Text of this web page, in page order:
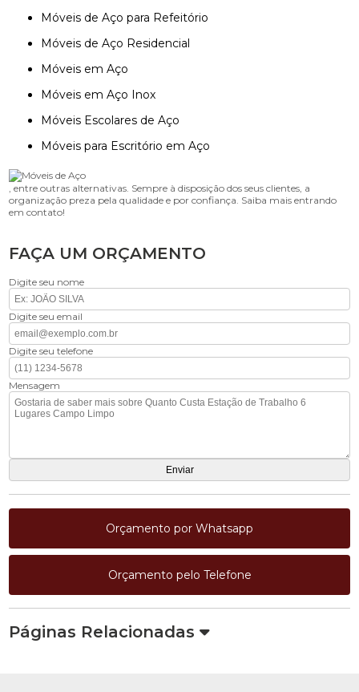
Móveis de Aço para Refeitório
Móveis de Aço Residencial
Móveis em Aço
Móveis em Aço Inox
Móveis Escolares de Aço
Móveis para Escritório em Aço
, entre outras alternativas. Sempre à disposição dos seus clientes, a
organização preza pela qualidade e por confiança. Saiba mais entrando
em contato!
FAÇA UM ORÇAMENTO
Digite seu nome
Digite seu email
Digite seu telefone
Mensagem
Orçamento por Whatsapp
Orçamento pelo Telefone
Páginas Relacionadas